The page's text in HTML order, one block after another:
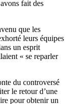
fait des
que les
leurs équipes
un esprit
« se reparler
du controversé
le retour d’une
pour obtenir un